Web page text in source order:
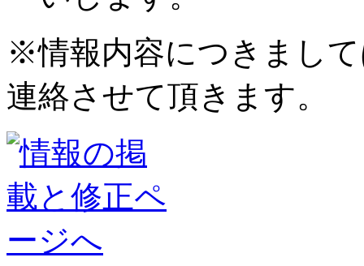
※情報内容につきまし
連絡させて頂きます。